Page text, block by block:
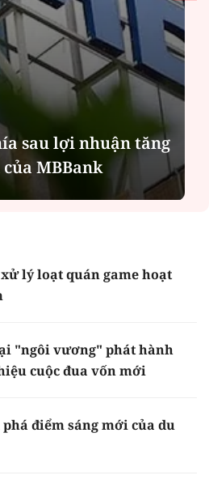
sau lợi nhuận tăng
MBBank
lý loạt quán game hoạt
"ngôi vương" phát hành
cuộc đua vốn mới
phá điểm sáng mới của du